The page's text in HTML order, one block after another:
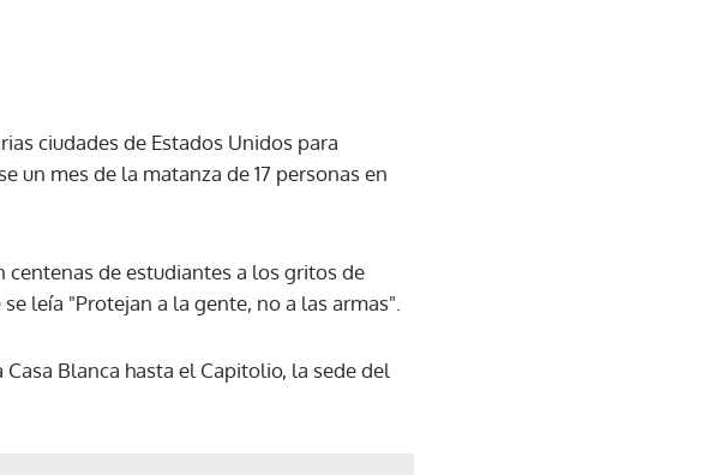
ciudades de Estados Unidos para
un mes de la matanza de 17 personas en
centenas de estudiantes a los gritos de
leía "Protejan a la gente, no a las armas".
Blanca hasta el Capitolio, la sede del